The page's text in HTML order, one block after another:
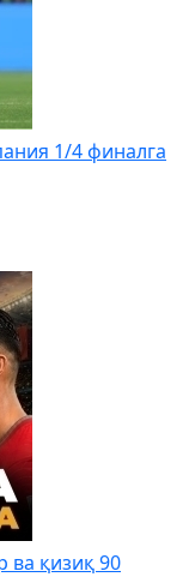
1/4 финалга
ва қизиқ 90